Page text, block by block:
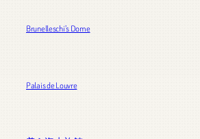
Brunelleschi’s Dome
Palais de Louvre